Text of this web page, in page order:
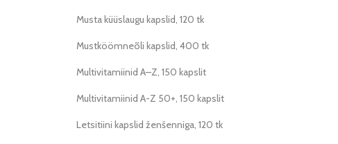
Musta küüslaugu kapslid, 120 tk
Mustköömneõli kapslid, 400 tk
Multivitamiinid A–Z, 150 kapslit
Multivitamiinid A-Z 50+, 150 kapslit
Letsitiini kapslid ženšenniga, 120 tk